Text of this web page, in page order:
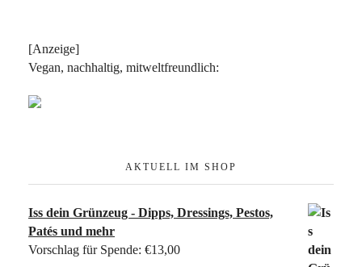
[Anzeige]
Vegan, nachhaltig, mitweltfreundlich:
AKTUELL IM SHOP
Iss dein Grünzeug - Dipps, Dressings, Pestos,
Patés und mehr
Vorschlag für Spende: €13,00